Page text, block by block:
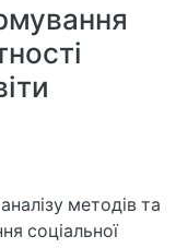
методів та
соціальної